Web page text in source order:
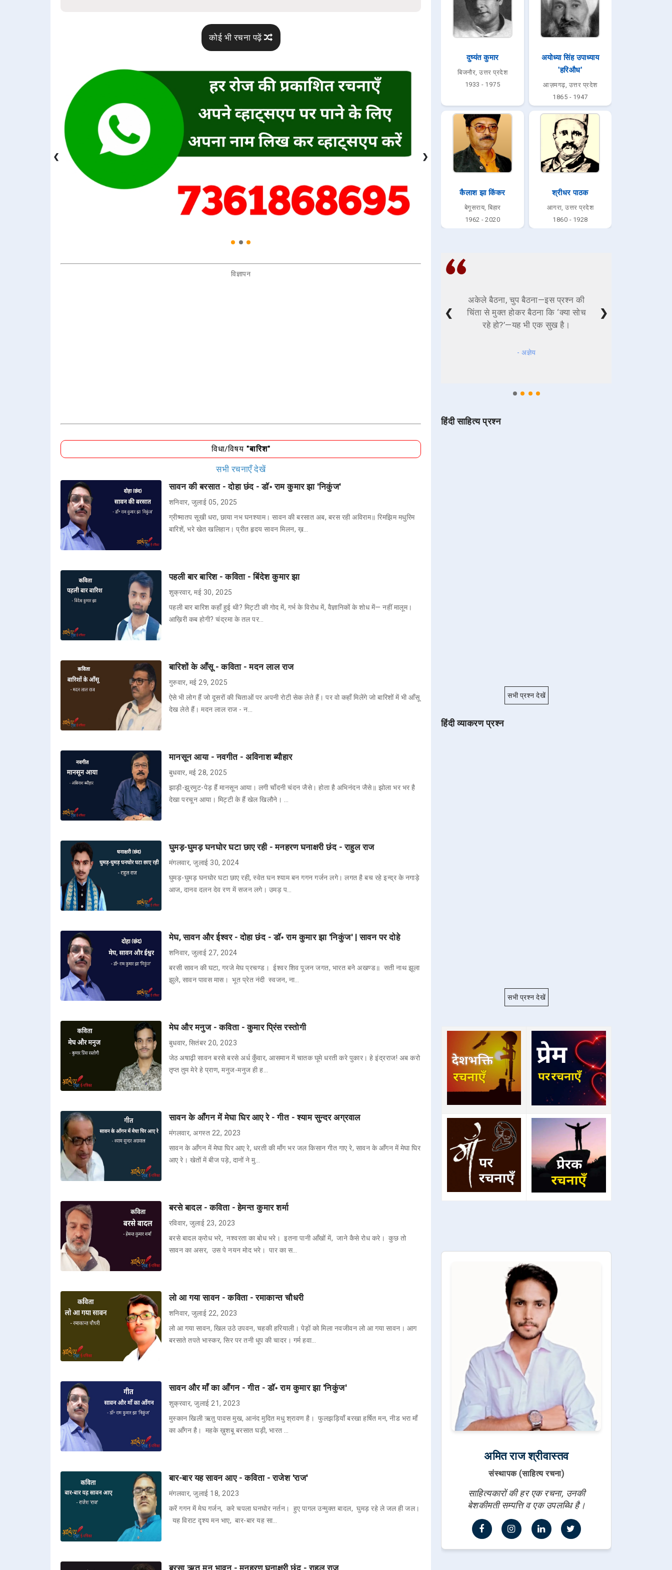
कोई भी रचना पढ़ें
❮ ❯
विज्ञापन
विधा/विषय "बारिश"
सभी रचनाएँ देखें
सावन की बरसात - दोहा छंद - डॉ॰ राम कुमार झा 'निकुंज'
शनिवार, जुलाई 05, 2025
ग्रीष्मातप सूखी धरा, छाया नभ घनश्याम। सावन की बरसात अब, बरस रही अविराम॥ रिमझिम मधुरिम
बारिशें, भरे खेत खलिहान। प्रीत हृदय सावन मिलन, ख़…
पहली बार बारिश - कविता - बिंदेश कुमार झा
शुक्रवार, मई 30, 2025
पहली बार बारिश कहाँ हुई थी? मिट्टी की गोद में, गर्भ के विरोध में, वैज्ञानिकों के शोध में— नहीं मालूम।
आख़िरी कब होगी? चंद्रमा के तल पर…
बारिशों के आँसू - कविता - मदन लाल राज
गुरुवार, मई 29, 2025
ऐसे भी लोग हैं जो दूसरों की चिताओं पर अपनी रोटी सेक लेते हैं। पर वो कहाँ मिलेंगे जो बारिशों में भी आँसू
देख लेते हैं। मदन लाल राज - न…
मानसून आया - नवगीत - अविनाश ब्यौहार
बुधवार, मई 28, 2025
झाड़ी-झुरमुट-पेड़ हैं मानसून आया। लगी चाँदनी चंदन जैसे। होता है अभिनंदन जैसे॥ झोला भर भर है
देखा परचून आया। मिट्टी के हैं खेल खिलौने। …
घुमड़-घुमड़ घनघोर घटा छाए रही - मनहरण घनाक्षरी छंद - राहुल राज
मंगलवार, जुलाई 30, 2024
घुमड़-घुमड़ घनघोर घटा छाए रही, स्वेत घन श्याम बन गगन गर्जन लगे। लगत है बच रहे इन्द्र के नगाड़े
आज, दानव दलन देव रण में सजन लगे। उमड़ प…
मेघ, सावन और ईश्वर - दोहा छंद - डॉ॰ राम कुमार झा 'निकुंज' | सावन पर दोहे
शनिवार, जुलाई 27, 2024
बरसी सावन की घटा, गरजे मेघ प्रचण्ड। ईश्वर शिव पूजन जगत, भारत बने अखण्ड॥ सती नाथ झूला
झुले, सावन पावस मास। भूत प्रेत नंदी स्वजन, ना…
मेघ और मनुज - कविता - कुमार प्रिंस रस्तोगी
बुधवार, सितंबर 20, 2023
जेठ अषाढ़ी सावन बरसे बरसे अर्ध कुँवार, आसमान में चातक घूमे धरती करे पुकार। हे इंद्रराज! अब करो
तृप्त तुम मेरे हे प्राण, मनुज-मनुज ही ह…
सावन के आँगन में मेघा घिर आए रे - गीत - श्याम सुन्दर अग्रवाल
मंगलवार, अगस्त 22, 2023
सावन के आँगन में मेघा घिर आए रे, धरती की माँग भर जल किसान गीत गाए रे, सावन के आँगन में मेघा घिर
आए रे। खेतों में बीज पड़े, दानों ने मु…
बरसे बादल - कविता - हेमन्त कुमार शर्मा
रविवार, जुलाई 23, 2023
बरसे बादल क्रोध भरे, नश्वरता का बोध भरे। इतना पानी आँखों में, जाने कैसे रोध करे। कुछ तो
सावन का असर, उस पे नयन मोद भरे। पार का स…
लो आ गया सावन - कविता - रमाकान्त चौधरी
शनिवार, जुलाई 22, 2023
लो आ गया सावन, खिल उठे उपवन, चहकी हरियाली। पेड़ों को मिला नवजीवन लो आ गया सावन। आग
बरसाते तपते भास्कर, सिर पर तनी धूप की चादर। गर्म हवा…
सावन और माँ का आँगन - गीत - डॉ॰ राम कुमार झा 'निकुंज'
शुक्रवार, जुलाई 21, 2023
मुस्कान खिली ऋतु पावस मुख, आनंद मुदित मधु श्रावण है। फुलझड़ियाँ बरखा हर्षित मन, नीड भरा माँ
का आँगन है। महके ख़ुशबू बरसात घड़ी, भारत …
बार-बार यह सावन आए - कविता - राजेश 'राज'
मंगलवार, जुलाई 18, 2023
करें गगन में मेघ गर्जन, करे चपला घनघोर नर्तन। हुए पागल उन्मुक्त बादल, घुमड़ रहे ले जल ही जल।
यह विराट दृश्य मन भाए, बार-बार यह सा…
बरसा ऋतु मन भावन - मनहरण घनाक्षरी छंद - राहुल राज
दुष्यंत कुमार
बिजनौर, उत्तर प्रदेश
1933 - 1975
अयोध्या सिंह उपाध्याय
'हरिऔध'
आज़मगढ़, उत्तर प्रदेश
1865 - 1947
कैलाश झा किंकर
बेगूसराय, बिहार
1962 - 2020
श्रीधर पाठक
आगरा, उत्तर प्रदेश
1860 - 1928
अकेले बैठना, चुप बैठना—इस प्रश्न की
चिंता से मुक्त होकर बैठना कि ‘क्या सोच
रहे हो?’—यह भी एक सुख है।
- अज्ञेय
❮ ❯
हिंदी साहित्य प्रश्न
सभी प्रश्न देखें
हिंदी व्याकरण प्रश्न
सभी प्रश्न देखें
अमित राज श्रीवास्तव
संस्थापक (साहित्य रचना)
साहित्यकारों की हर एक रचना, उनकी
बेशकीमती सम्पत्ति व एक उपलब्धि है।